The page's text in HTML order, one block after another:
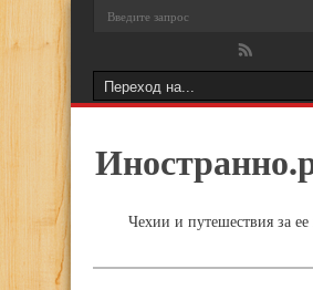
Чехии и путешествия за ее